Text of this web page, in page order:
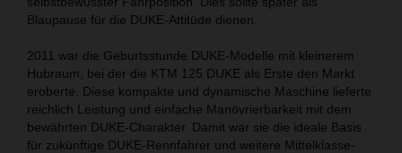
Blaupause für die DUKE-Attitüde dienen.
2011 war die Geburtsstunde DUKE-Modelle mit kleinerem
Hubraum, bei der die KTM 125 DUKE als Erste den Markt
eroberte. Diese kompakte und dynamische Maschine lieferte
reichlich Leistung und einfache Manövrierbarkeit mit dem
bewährten DUKE-Charakter. Damit war sie die ideale Basis
für zukünftige DUKE-Rennfahrer und weitere Mittelklasse-